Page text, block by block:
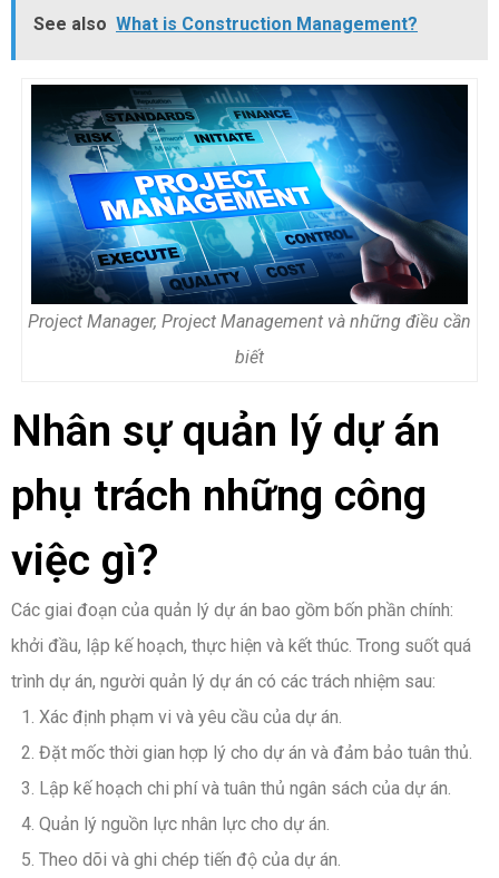
See also What is Construction Management?
Project Manager, Project Management và những điều cần
biết
Nhân sự quản lý dự án
phụ trách những công
việc gì?
Các giai đoạn của quản lý dự án bao gồm bốn phần chính:
khởi đầu, lập kế hoạch, thực hiện và kết thúc. Trong suốt quá
trình dự án, người quản lý dự án có các trách nhiệm sau:
Xác định phạm vi và yêu cầu của dự án.
Đặt mốc thời gian hợp lý cho dự án và đảm bảo tuân thủ.
Lập kế hoạch chi phí và tuân thủ ngân sách của dự án.
Quản lý nguồn lực nhân lực cho dự án.
Theo dõi và ghi chép tiến độ của dự án.